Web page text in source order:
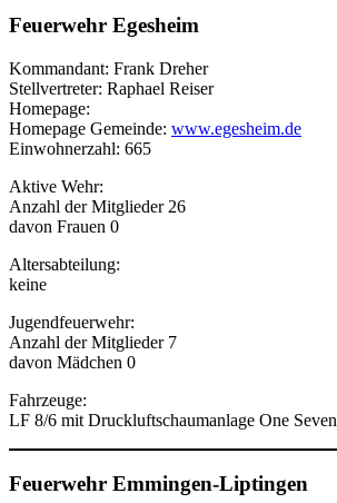
Feuerwehr Egesheim
Kommandant: Frank Dreher
Stellvertreter: Raphael Reiser
Homepage:
Homepage Gemeinde: www.egesheim.de
Einwohnerzahl: 665
Aktive Wehr:
Anzahl der Mitglieder 26
davon Frauen 0
Altersabteilung:
keine
Jugendfeuerwehr:
Anzahl der Mitglieder 7
davon Mädchen 0
Fahrzeuge:
LF 8/6 mit Druckluftschaumanlage One Seven
Feuerwehr Emmingen-Liptingen